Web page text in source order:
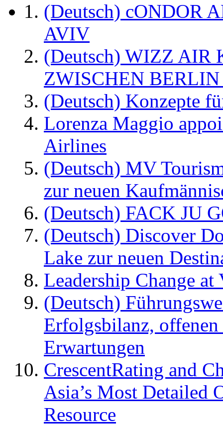
(Deutsch) cONDOR
AVIV
(Deutsch) WIZZ AIR
ZWISCHEN
(Deutsch) Konzepte
Lorenza Maggio
Airlines
(Deutsch) MV
zur neuen
(Deutsch) FACK JU
(Deutsch) Discover
Lake zur neuen
Leadership Change
(Deutsch)
Erfolgsbilanz,
Erwartungen
CrescentRating and
Asia’s Most Detailed
Resource